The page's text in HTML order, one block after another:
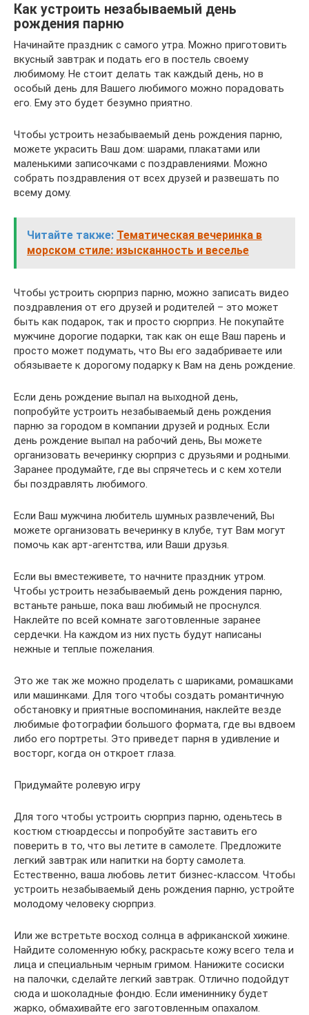
Как устроить незабываемый день
рождения парню
Начинайте праздник с самого утра. Можно приготовить
вкусный завтрак и подать его в постель своему
любимому. Не стоит делать так каждый день, но в
особый день для Вашего любимого можно порадовать
его. Ему это будет безумно приятно.
Чтобы устроить незабываемый день рождения парню,
можете украсить Ваш дом: шарами, плакатами или
маленькими записочками с поздравлениями. Можно
собрать поздравления от всех друзей и развешать по
всему дому.
Читайте также: Тематическая вечеринка в
морском стиле: изысканность и веселье
Чтобы устроить сюрприз парню, можно записать видео
поздравления от его друзей и родителей – это может
быть как подарок, так и просто сюрприз. Не покупайте
мужчине дорогие подарки, так как он еще Ваш парень и
просто может подумать, что Вы его задабриваете или
обязываете к дорогому подарку к Вам на день рождение.
Если день рождение выпал на выходной день,
попробуйте устроить незабываемый день рождения
парню за городом в компании друзей и родных. Если
день рождение выпал на рабочий день, Вы можете
организовать вечеринку сюрприз с друзьями и родными.
Заранее продумайте, где вы спрячетесь и с кем хотели
бы поздравлять любимого.
Если Ваш мужчина любитель шумных развлечений, Вы
можете организовать вечеринку в клубе, тут Вам могут
помочь как арт-агентства, или Ваши друзья.
Если вы вместеживете, то начните праздник утром.
Чтобы устроить незабываемый день рождения парню,
встаньте раньше, пока ваш любимый не проснулся.
Наклейте по всей комнате заготовленные заранее
сердечки. На каждом из них пусть будут написаны
нежные и теплые пожелания.
Это же так же можно проделать с шариками, ромашками
или машинками. Для того чтобы создать романтичную
обстановку и приятные воспоминания, наклейте везде
любимые фотографии большого формата, где вы вдвоем
либо его портреты. Это приведет парня в удивление и
восторг, когда он откроет глаза.
Придумайте ролевую игру
Для того чтобы устроить сюрприз парню, оденьтесь в
костюм стюардессы и попробуйте заставить его
поверить в то, что вы летите в самолете. Предложите
легкий завтрак или напитки на борту самолета.
Естественно, ваша любовь летит бизнес-классом. Чтобы
устроить незабываемый день рождения парню, устройте
молодому человеку сюрприз.
Или же встретьте восход солнца в африканской хижине.
Найдите соломенную юбку, раскрасьте кожу всего тела и
лица и специальным черным гримом. Нанижите сосиски
на палочки, сделайте легкий завтрак. Отлично подойдут
сюда и шоколадные фондю. Если имениннику будет
жарко, обмахивайте его заготовленным опахалом.